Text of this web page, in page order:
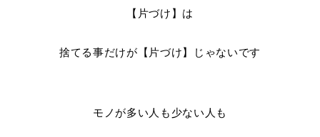
【片づけ】は
捨てる事だけが【片づけ】じゃないです
モノが多い人も少ない人も